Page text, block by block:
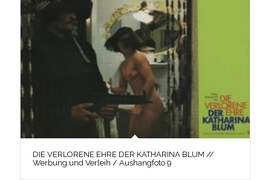
DIE VERLORENE EHRE DER KATHARINA BLUM //
Werbung und Verleih / Aushangfoto 9